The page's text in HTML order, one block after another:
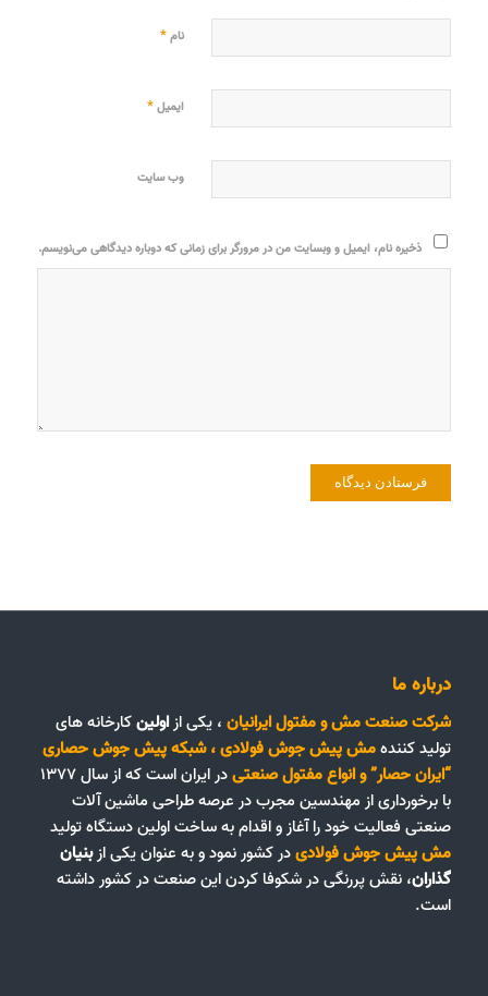
نام*
ایمیل*
وب‌ سایت
ذخیره نام، ایمیل و وبسایت من در مرورگر برای زمانی که دوباره دیدگاهی می‌نویسم.
درباره ما
شرکت صنعت مش و مفتول ایرانیان، یکی ازاولینکارخانه های
تولید کنندهمش پیش جوش فولادی،شبکه پیش جوش حصاری
“ایران حصار”وانواع مفتول صنعتی
در ایران است که از سال ۱۳۷۷
با برخورداری از مهندسین مجرب در عرصه طراحی ماشین آلات
صنعتی فعالیت خود را آغاز و اقدام به ساخت اولین دستگاه تولید
مش پیش جوش فولادیدر کشور نمود و به عنوان یکی ازبنیان
گذاران، نقش پررنگی در شکوفا کردن این صنعت در کشور داشته
است.